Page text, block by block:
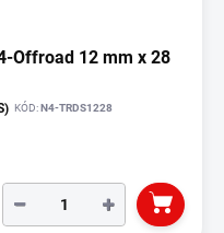
Offroad 12 mm x 28
KÓD:N4-TRDS1228
+
−